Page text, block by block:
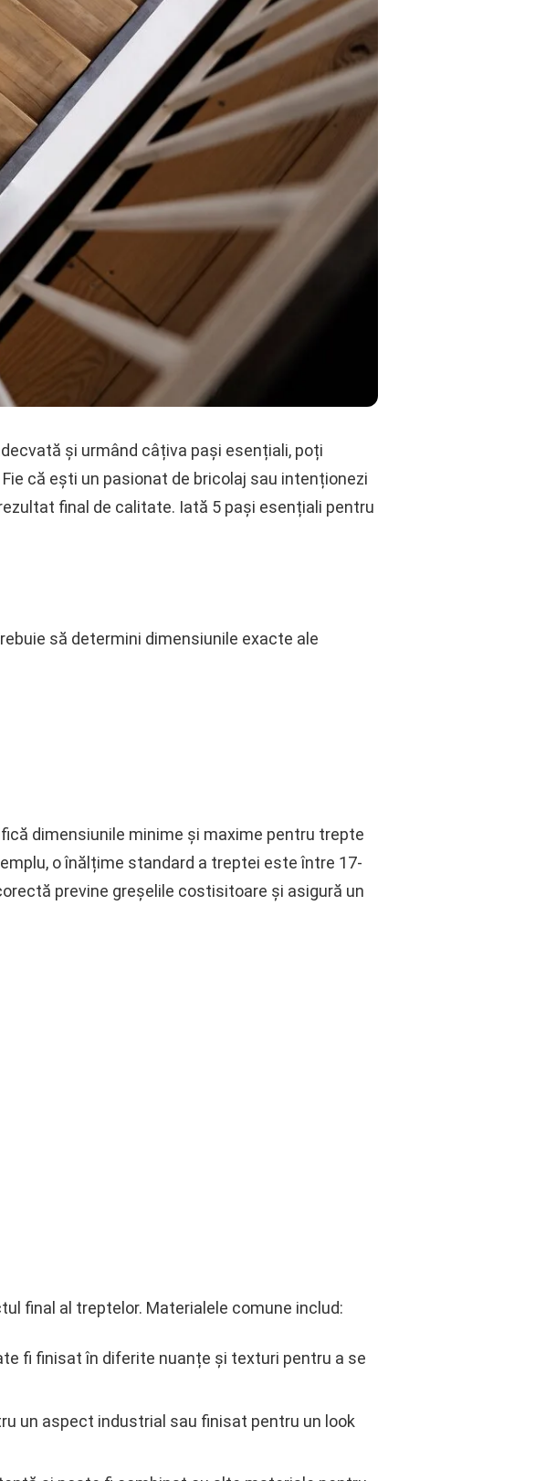
și urmând câțiva pași esențiali, poți
că ești un pasionat de bricolaj sau intenționezi
final de calitate. Iată 5 pași esențiali pentru
să determini dimensiunile exacte ale
dimensiunile minime și maxime pentru trepte
o înălțime standard a treptei este între 17-
previne greșelile costisitoare și asigură un
final al treptelor. Materialele comune includ:
fi finisat în diferite nuanțe și texturi pentru a se
un aspect industrial sau finisat pentru un look